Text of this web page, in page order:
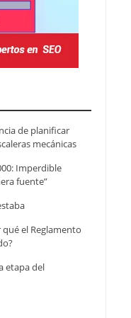
de planificar
mecánicas
Imperdible
fuente”
qué el Reglamento
etapa del